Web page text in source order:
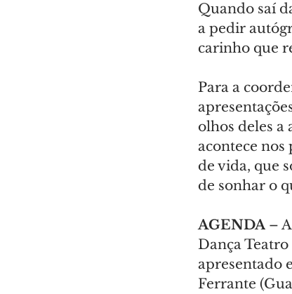
Quando saí
a pedir
carinho que
Para a
olhos deles a
acontece nos
de vida, que
de sonhar o
AGENDA –
Dança
apresentado
Ferrante